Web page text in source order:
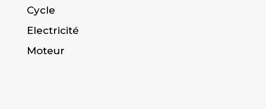
Cycle
Electricité
Moteur